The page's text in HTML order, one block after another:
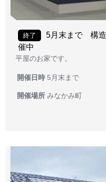
終了
5月末まで 構
催中
平屋のお家です。
開催日時 5月末まで
開催場所 みなかみ町